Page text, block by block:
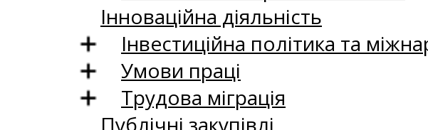
Інноваційна діяльність
Інвестиційна політика та
Умови праці
Трудова міграція
Публічні закупівлі